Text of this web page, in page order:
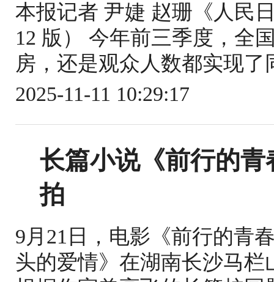
本报记者 尹婕 赵珊《人民
12 版） 今年前三季度，全
房，还是观众人数都实现
2025-11-11 10:29:17
长篇小说《前行的
拍
9月21日，电影《前行的青
头的爱情》在湖南长沙马